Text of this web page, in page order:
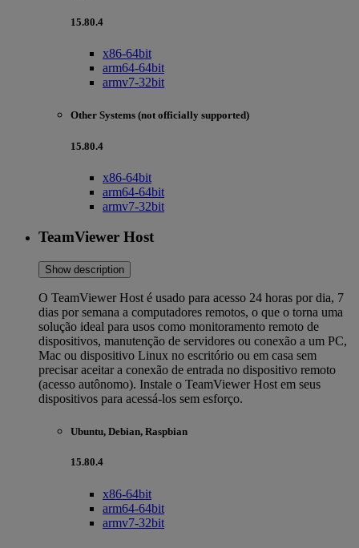
15.80.4
x86-64bit
arm64-64bit
armv7-32bit
Other Systems (not officially supported)
15.80.4
x86-64bit
arm64-64bit
armv7-32bit
TeamViewer Host
Show description
O TeamViewer Host é usado para acesso 24 horas por dia, 7
dias por semana a computadores remotos, o que o torna uma
solução ideal para usos como monitoramento remoto de
dispositivos, manutenção de servidores ou conexão a um PC,
Mac ou dispositivo Linux no escritório ou em casa sem
precisar aceitar a conexão de entrada no dispositivo remoto
(acesso autônomo). Instale o TeamViewer Host em seus
dispositivos para acessá-los sem esforço.
Ubuntu, Debian, Raspbian
15.80.4
x86-64bit
arm64-64bit
armv7-32bit